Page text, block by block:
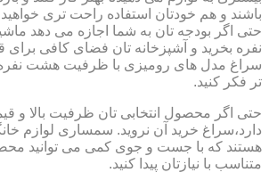
باشند و هم خودتان استفاده راحت تری
نفره بخرید و آشپزخانه تان فضای کافی برای
سراغ مدل های رومیزی با ظرفیت هشت نفره
تر فکر کنید.
حتی اگر محصول انتخابی تان ظرفیت بالا و
دارد،سراغ خرید آن نروید. سمساری لوازم
هستند که با جست و جوی کمی می توانید
متناسب با نیازتان پیدا کنید.